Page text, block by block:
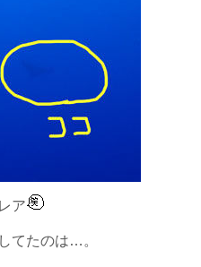
ア
てたのは…。